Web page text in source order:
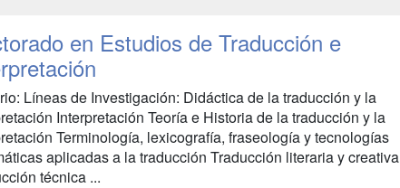
en Estudios de Traducción e
Líneas de Investigación: Didáctica de la traducción y la
Interpretación Teoría e Historia de la traducción y la
Terminología, lexicografía, fraseología y tecnologías
aplicadas a la traducción Traducción literaria y creativa
técnica ...